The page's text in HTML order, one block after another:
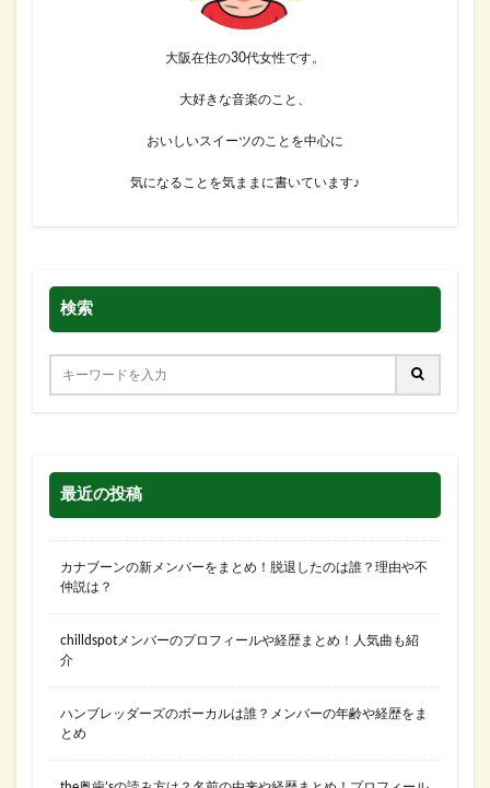
大阪在住の30代女性です。
大好きな音楽のこと、
おいしいスイーツのことを中心に
気になることを気ままに書いています♪
検索
最近の投稿
カナブーンの新メンバーをまとめ！脱退したのは誰？理由や不
仲説は？
chilldspotメンバーのプロフィールや経歴まとめ！人気曲も紹
介
ハンブレッダーズのボーカルは誰？メンバーの年齢や経歴をま
とめ